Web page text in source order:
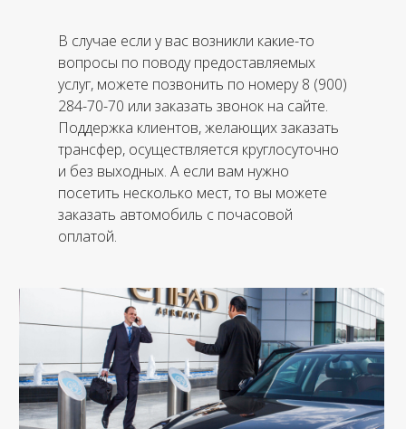
В случае если у вас возникли какие-то
вопросы по поводу предоставляемых
услуг, можете позвонить по номеру 8 (900)
284-70-70 или заказать звонок на сайте.
Поддержка клиентов, желающих заказать
трансфер, осуществляется круглосуточно
и без выходных. А если вам нужно
посетить несколько мест, то вы можете
заказать автомобиль с почасовой
оплатой.